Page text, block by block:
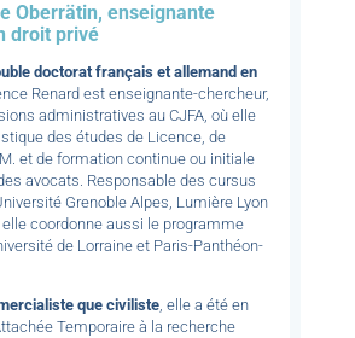
Oberrätin, enseignante
droit privé
doctorat français et allemand en
Renard est enseignante-chercheur,
administratives au CJFA, où elle
des études de Licence, de
et de formation continue ou initiale
avocats. Responsable des cursus
Grenoble Alpes, Lumière Lyon
coordonne aussi le programme
de Lorraine et Paris-Panthéon-
que civiliste, elle a été en
Temporaire à la recherche